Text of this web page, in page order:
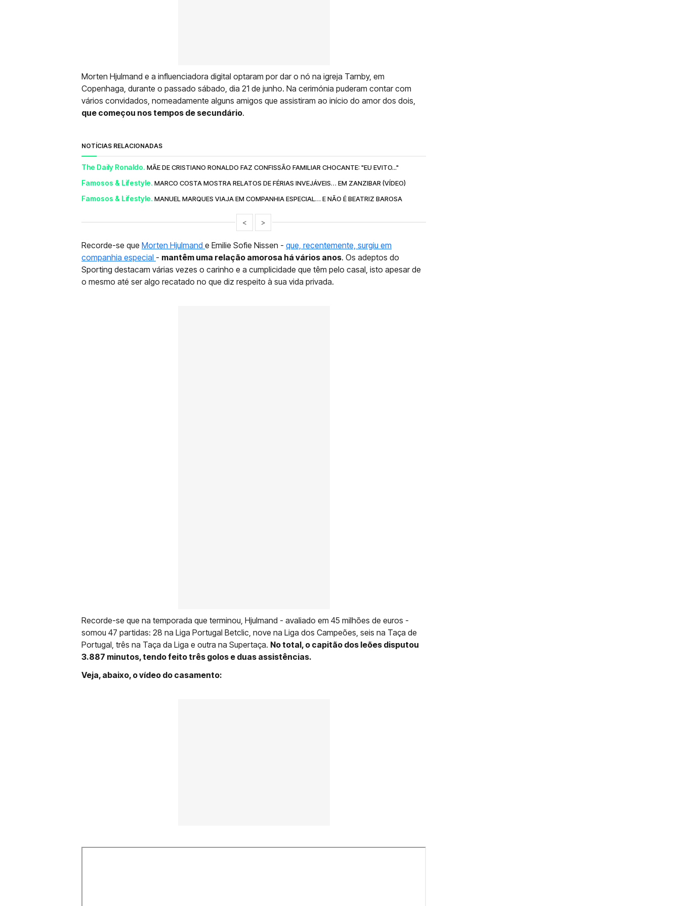
Morten Hjulmand e a influenciadora digital optaram por dar o nó na igreja Tarnby, em
Copenhaga, durante o passado sábado, dia 21 de junho. Na cerimónia puderam contar com
vários convidados, nomeadamente alguns amigos que assistiram ao início do amor dos dois,
que começou nos tempos de secundário.
NOTÍCIAS RELACIONADAS
The Daily Ronaldo. MÃE DE CRISTIANO RONALDO FAZ CONFISSÃO FAMILIAR CHOCANTE: "EU EVITO..."
Famosos & Lifestyle. MARCO COSTA MOSTRA RELATOS DE FÉRIAS INVEJÁVEIS… EM ZANZIBAR (VÍDEO)
Famosos & Lifestyle. MANUEL MARQUES VIAJA EM COMPANHIA ESPECIAL… E NÃO É BEATRIZ BAROSA
< >
Recorde-se que Morten Hjulmand e Emilie Sofie Nissen - que, recentemente, surgiu em
companhia especial - mantêm uma relação amorosa há vários anos. Os adeptos do
Sporting destacam várias vezes o carinho e a cumplicidade que têm pelo casal, isto apesar de
o mesmo até ser algo recatado no que diz respeito à sua vida privada.
Recorde-se que na temporada que terminou, Hjulmand - avaliado em 45 milhões de euros -
somou 47 partidas: 28 na Liga Portugal Betclic, nove na Liga dos Campeões, seis na Taça de
Portugal, três na Taça da Liga e outra na Supertaça. No total, o capitão dos leões disputou
3.887 minutos, tendo feito três golos e duas assistências.
Veja, abaixo, o vídeo do casamento: